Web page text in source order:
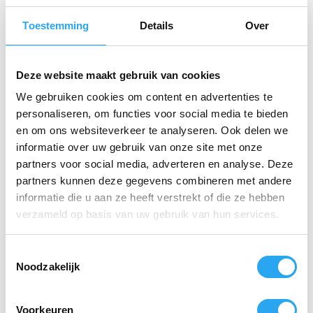
Toestemming Details Over
Deze website maakt gebruik van cookies
We gebruiken cookies om content en advertenties te
personaliseren, om functies voor social media te bieden
en om ons websiteverkeer te analyseren. Ook delen we
informatie over uw gebruik van onze site met onze
partners voor social media, adverteren en analyse. Deze
partners kunnen deze gegevens combineren met andere
informatie die u aan ze heeft verstrekt of die ze hebben
verzameld op basis van uw gebruik van hun services.
Noodzakelijk
Voorkeuren
veilig voor dagelijks gebruik op kostbare vloeren.
Krachtige werking:Effectief tegen vet en
hardnekkige vervuiling.
Specificaties:
Merk: Zep
Inhoud:1L
Kenmerk:Ingrediënten van natuurlijke
Gerelateerde producten